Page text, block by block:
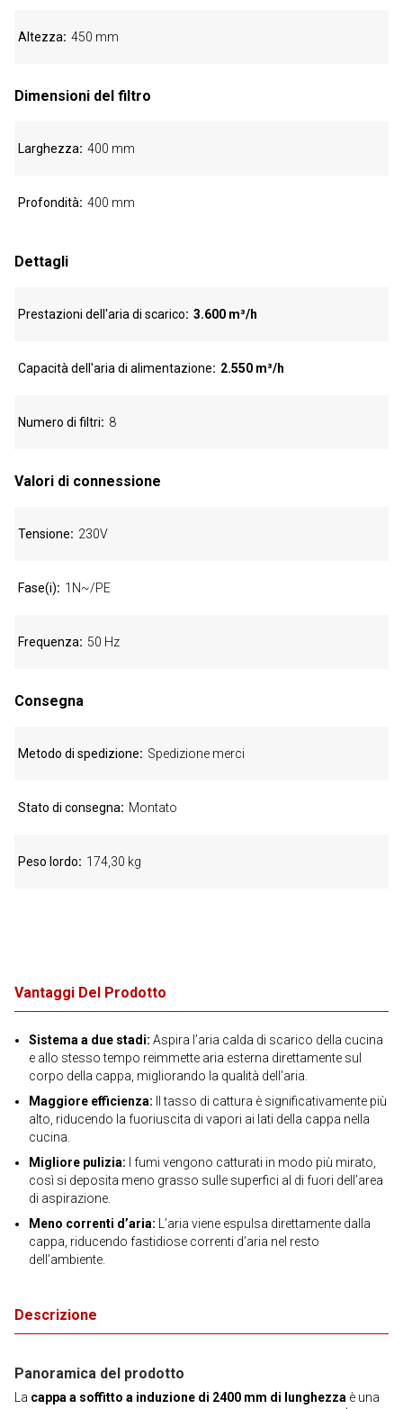
Vantaggi Del Prodotto
Sistema a due stadi: Aspira l’aria calda di scarico della cucina
e allo stesso tempo reimmette aria esterna direttamente sul
corpo della cappa, migliorando la qualità dell’aria.
Maggiore efficienza: Il tasso di cattura è significativamente più
alto, riducendo la fuoriuscita di vapori ai lati della cappa nella
cucina.
Migliore pulizia: I fumi vengono catturati in modo più mirato,
così si deposita meno grasso sulle superfici al di fuori dell’area
di aspirazione.
Meno correnti d’aria: L’aria viene espulsa direttamente dalla
cappa, riducendo fastidiose correnti d’aria nel resto
dell’ambiente.
Descrizione
Panoramica del prodotto
La cappa a soffitto a induzione di 2400 mm di lunghezza è una
Altezza 450 mm
Dimensioni del filtro
Larghezza 400 mm
Profondità 400 mm
Dettagli
Prestazioni dell'aria di scarico 3.600 m³/h
Capacità dell'aria di alimentazione 2.550 m³/h
Numero di filtri 8
Valori di connessione
Tensione 230V
Fase(i) 1N~/PE
Frequenza 50 Hz
Consegna
Metodo di spedizione Spedizione merci
Stato di consegna Montato
Peso lordo 174,30 kg